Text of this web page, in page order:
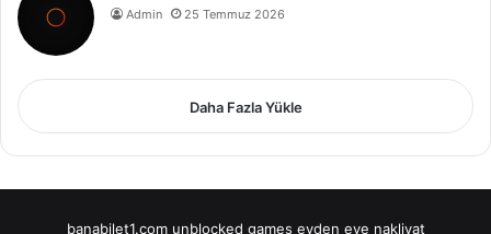
Admin 25 Temmuz 2026
Daha Fazla Yükle
banabilet1.com unblocked games evden eve nakliyat